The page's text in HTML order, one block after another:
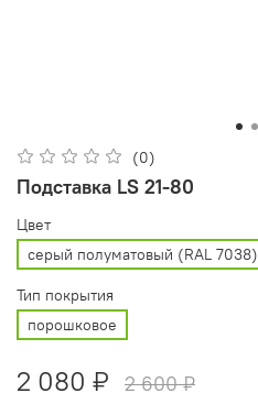
(0)
Подставка LS 21-80
Цвет
серый полуматовый (RAL 7038)
Тип покрытия
порошковое
2 080 ₽ 2 600 ₽